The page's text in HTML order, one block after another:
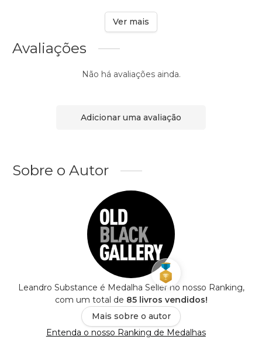
Ver mais
Avaliações
Não há avaliações ainda.
Adicionar uma avaliação
Sobre o Autor
Leandro Substance é Medalha Seller no nosso Ranking,
com um total de 85 livros vendidos!
Mais sobre o autor
Entenda o nosso Ranking de Medalhas